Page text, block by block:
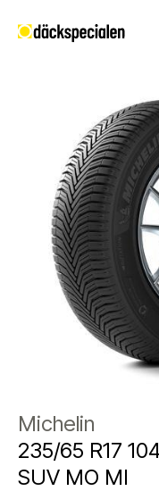
Michelin
235/65 R17
SUV MO MI